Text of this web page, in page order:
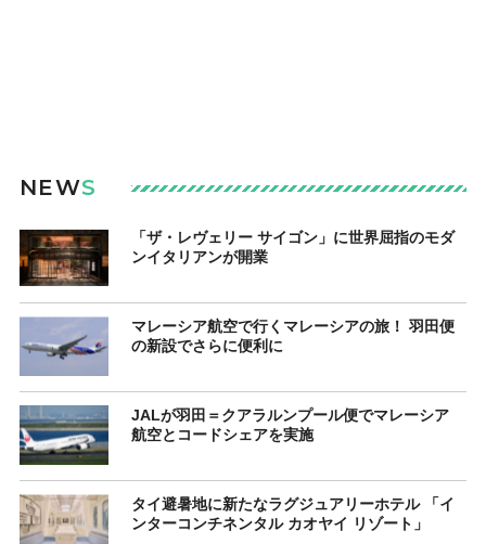
NEWS
「ザ・レヴェリー サイゴン」に世界屈指のモダ
ンイタリアンが開業
マレーシア航空で行くマレーシアの旅！ 羽田便
の新設でさらに便利に
JALが羽田＝クアラルンプール便でマレーシア
航空とコードシェアを実施
タイ避暑地に新たなラグジュアリーホテル 「イ
ンターコンチネンタル カオヤイ リゾート」